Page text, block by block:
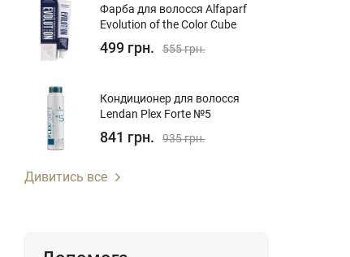
Фарба для волосся Alfaparf
Evolution of the Color Cube
499 грн. 555 грн.
Кондиционер для волосcя
Lendan Plex Forte №5
841 грн. 935 грн.
Дивитись все